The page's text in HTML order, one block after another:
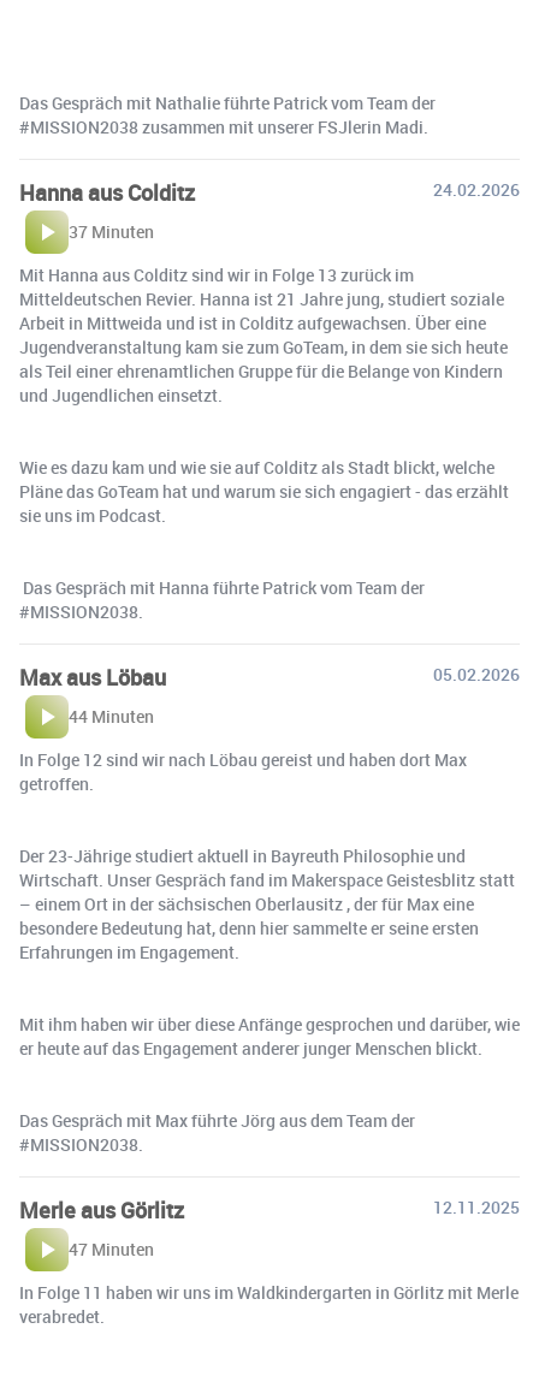
Das Gespräch mit Nathalie führte Patrick vom Team der
#MISSION2038 zusammen mit unserer FSJlerin Madi.
Hanna aus Colditz
24.02.2026
37 Minuten
Mit Hanna aus Colditz sind wir in Folge 13 zurück im
Mitteldeutschen Revier. Hanna ist 21 Jahre jung, studiert soziale
Arbeit in Mittweida und ist in Colditz aufgewachsen. Über eine
Jugendveranstaltung kam sie zum GoTeam, in dem sie sich heute
als Teil einer ehrenamtlichen Gruppe für die Belange von Kindern
und Jugendlichen einsetzt.
Wie es dazu kam und wie sie auf Colditz als Stadt blickt, welche
Pläne das GoTeam hat und warum sie sich engagiert - das erzählt
sie uns im Podcast.
Das Gespräch mit Hanna führte Patrick vom Team der
#MISSION2038.
Max aus Löbau
05.02.2026
44 Minuten
In Folge 12 sind wir nach Löbau gereist und haben dort Max
getroffen.
Der 23-Jährige studiert aktuell in Bayreuth Philosophie und
Wirtschaft. Unser Gespräch fand im Makerspace Geistesblitz statt
– einem Ort in der sächsischen Oberlausitz , der für Max eine
besondere Bedeutung hat, denn hier sammelte er seine ersten
Erfahrungen im Engagement.
Mit ihm haben wir über diese Anfänge gesprochen und darüber, wie
er heute auf das Engagement anderer junger Menschen blickt.
Das Gespräch mit Max führte Jörg aus dem Team der
#MISSION2038.
Merle aus Görlitz
12.11.2025
47 Minuten
In Folge 11 haben wir uns im Waldkindergarten in Görlitz mit Merle
verabredet.